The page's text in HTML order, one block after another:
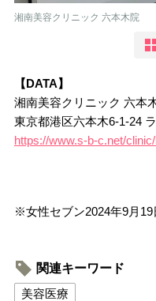
湘南美容クリニック 六本木院
【DATA】
湘南美容クリニック 六本
東京都港区六本木6-1-24
https://www.s-b-c.net/
※女性セブン2024年9月19
関連キーワード
美容医療